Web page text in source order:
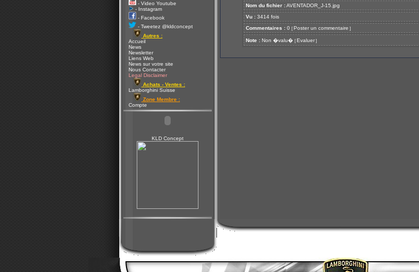
- Video Youtube
- Instagram
- Facebook
- Tweetez @kldconcept
Autres :
Accueil
News
Newsletter
Liens Web
News sur votre site
Nous Contacter
Legal Disclaimer
Achats - Ventes :
Lamborghini Suisse
Zone Membre :
Compte
KLD Concept
Nom du fichier :AVENTADOR_J-15.jpg
Vu : 3414 fois
Commentaires : 0 [ Poster un commentaire ]
Note : Non �valu� [ Evaluer ]